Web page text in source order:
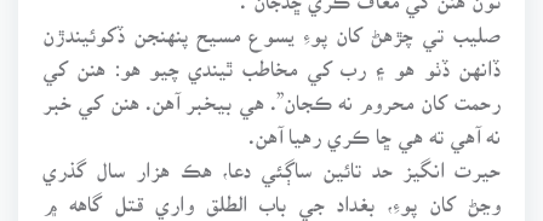
صليب تي چڙهڻ کان پوءِ يسوع مسيح پنهنجن ڏکوئيندڙن
ڏانهن ڏٺو هو ۽ رب کي مخاطب ٿيندي چيو هو: هنن کي
رحمت کان محروم نه ڪجان”. هي بيخبر آهن. هنن کي خبر
نه آهي ته هي ڇا ڪري رهيا آهن.
حيرت انگيز حد تائين ساڳئي دعا، هڪ هزار سال گذري
وڃڻ کان پوءِ، بغداد جي باب الطلق واري قتل گاهه ۾